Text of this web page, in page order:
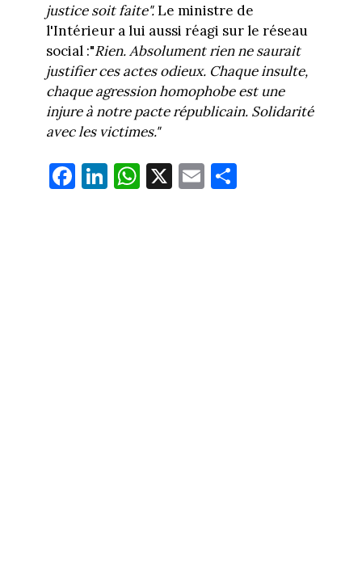
justice soit faite".Le ministre de
l'Intérieur a lui aussi réagi sur le réseau
social :"Rien. Absolument rien ne saurait
justifier ces actes odieux. Chaque insulte,
chaque agression homophobe est une
injure à notre pacte républicain. Solidarité
avec les victimes."
Fa
ce
Li
nk
W
ha
X E
m
Pa